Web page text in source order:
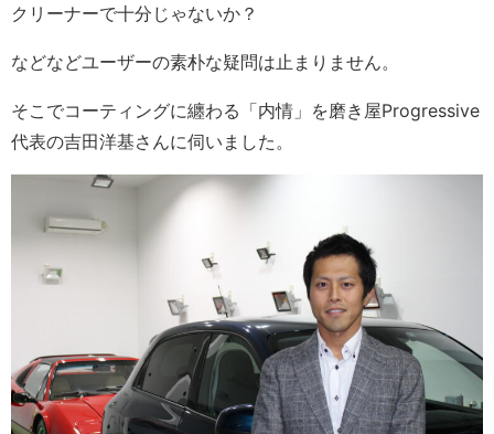
クリーナーで十分じゃないか？
などなどユーザーの素朴な疑問は止まりません。
そこでコーティングに纏わる「内情」を磨き屋Progressive
代表の吉田洋基さんに伺いました。